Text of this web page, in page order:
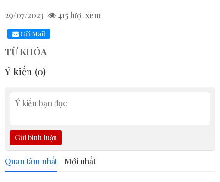
29/07/2023 415lượt xem
Gửi Mail
TỪ KHÓA
Ý kiến (0)
Gửi bình luận
Quan tâm nhất Mới nhất